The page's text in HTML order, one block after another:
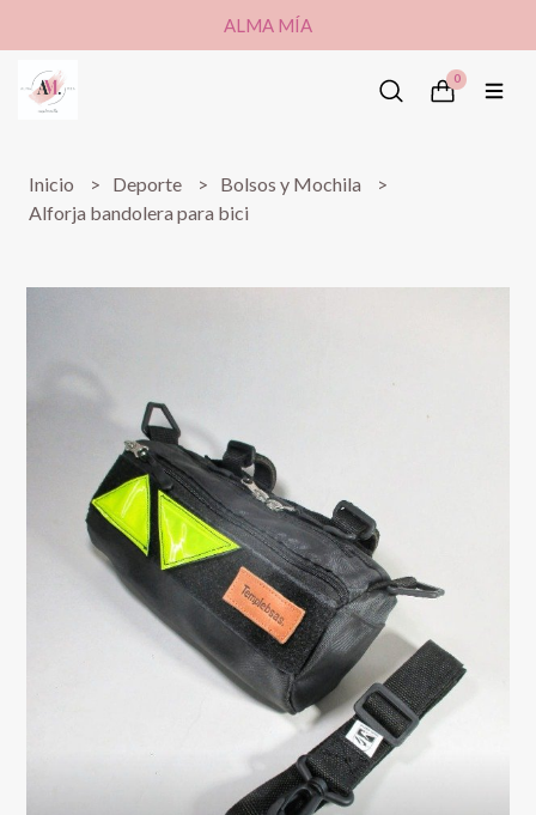
ALMA MÍA
0
Inicio Deporte
Bolsos y Mochila
Alforja bandolera para bici